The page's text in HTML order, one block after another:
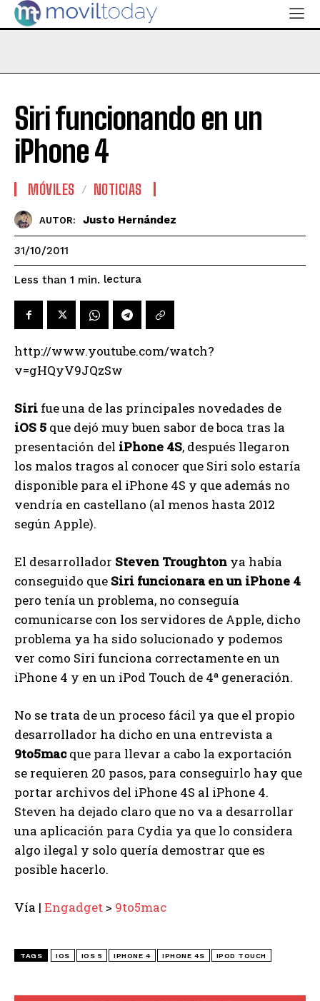
Siri funcionando en un
iPhone 4
MÓVILES NOTICIAS
AUTOR: Justo Hernández
31/10/2011
Less than 1 min. lectura
http://www.youtube.com/watch?
v=gHQyV9JQzSw
Siri fue una de las principales novedades de
iOS 5 que dejó muy buen sabor de boca tras la
presentación del iPhone 4S, después llegaron
los malos tragos al conocer que Siri solo estaría
disponible para el iPhone 4S y que además no
vendría en castellano (al menos hasta 2012
según Apple).
El desarrollador Steven Troughton ya había
conseguido que Siri funcionara en un iPhone 4
pero tenía un problema, no conseguía
comunicarse con los servidores de Apple, dicho
problema ya ha sido solucionado y podemos
ver como Siri funciona correctamente en un
iPhone 4 y en un iPod Touch de 4ª generación.
No se trata de un proceso fácil ya que el propio
desarrollador ha dicho en una entrevista a
9to5macque para llevar a cabo la exportación
se requieren 20 pasos, para conseguirlo hay que
portar archivos del iPhone 4S al iPhone 4.
Steven ha dejado claro que no va a desarrollar
una aplicación para Cydia ya que lo considera
algo ilegal y solo quería demostrar que es
posible hacerlo.
Vía | Engadget > 9to5mac
TAGS IOS IOS 5 IPHONE 4 IPHONE 4S IPOD TOUCH